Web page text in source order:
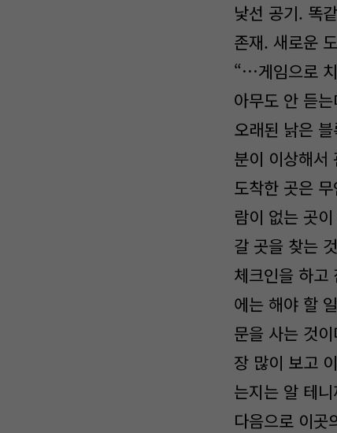
낯선 공기. 똑
존재. 새로운
“…게임으로
아무도 안 듣
오래된 낡은
분이 이상해서
도착한 곳은
람이 없는 곳
갈 곳을 찾는
체크인을 하고
에는 해야 할
문을 사는 것
장 많이 보고
는지는 알 테
다음으로 이곳